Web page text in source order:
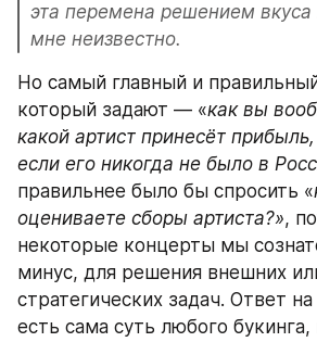
эта перемена решением вкуса
мне неизвестно.
Но самый главный и
который задают — «как вы
какой артист принесёт
если его никогда не было в
правильнее было бы спросить «
оцениваете сборы артиста?»,
некоторые концерты мы
минус, для решения внешних
стратегических задач. Ответ
есть сама суть любого букинга,